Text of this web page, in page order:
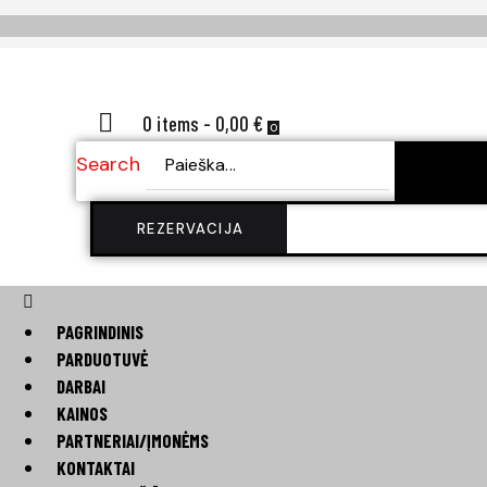
0 items - 0,00 € 0
Search
REZERVACIJA
PAGRINDINIS
PARDUOTUVĖ
DARBAI
KAINOS
PARTNERIAI/ĮMONĖMS
KONTAKTAI